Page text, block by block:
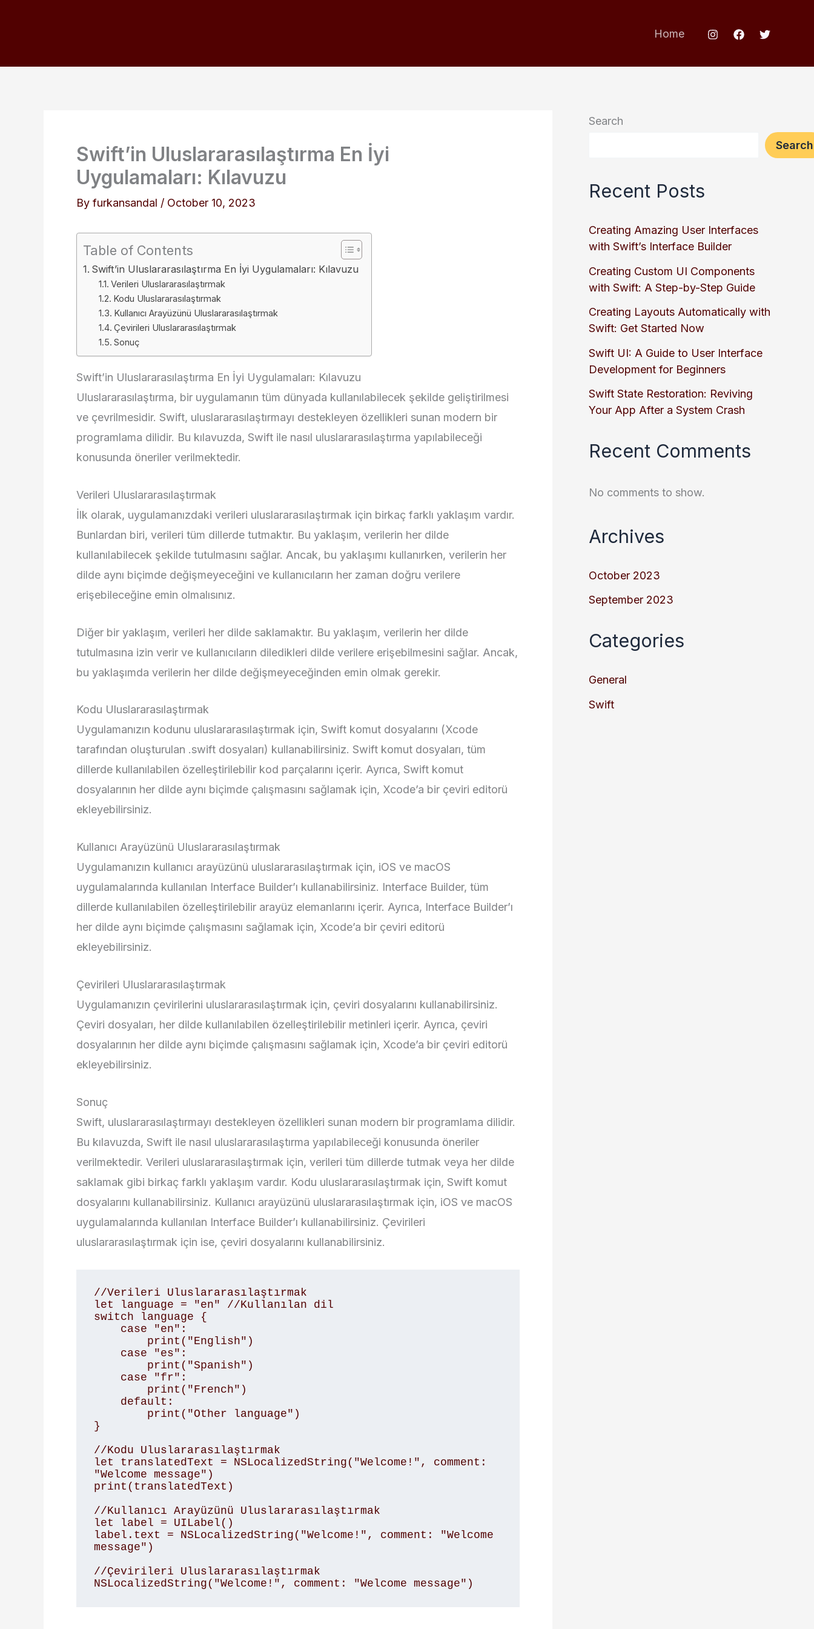
Home
Swift’in Uluslararasılaştırma En İyi
Uygulamaları: Kılavuzu
By furkansandal / October 10, 2023
Table of Contents
Swift’in Uluslararasılaştırma En İyi Uygulamaları: Kılavuzu
Verileri Uluslararasılaştırmak
Kodu Uluslararasılaştırmak
Kullanıcı Arayüzünü Uluslararasılaştırmak
Çevirileri Uluslararasılaştırmak
Sonuç
Swift’in Uluslararasılaştırma En İyi Uygulamaları: Kılavuzu
Uluslararasılaştırma, bir uygulamanın tüm dünyada kullanılabilecek şekilde geliştirilmesi
ve çevrilmesidir. Swift, uluslararasılaştırmayı destekleyen özellikleri sunan modern bir
programlama dilidir. Bu kılavuzda, Swift ile nasıl uluslararasılaştırma yapılabileceği
konusunda öneriler verilmektedir.
Verileri Uluslararasılaştırmak
İlk olarak, uygulamanızdaki verileri uluslararasılaştırmak için birkaç farklı yaklaşım vardır.
Bunlardan biri, verileri tüm dillerde tutmaktır. Bu yaklaşım, verilerin her dilde
kullanılabilecek şekilde tutulmasını sağlar. Ancak, bu yaklaşımı kullanırken, verilerin her
dilde aynı biçimde değişmeyeceğini ve kullanıcıların her zaman doğru verilere
erişebileceğine emin olmalısınız.
Diğer bir yaklaşım, verileri her dilde saklamaktır. Bu yaklaşım, verilerin her dilde
tutulmasına izin verir ve kullanıcıların diledikleri dilde verilere erişebilmesini sağlar. Ancak,
bu yaklaşımda verilerin her dilde değişmeyeceğinden emin olmak gerekir.
Kodu Uluslararasılaştırmak
Uygulamanızın kodunu uluslararasılaştırmak için, Swift komut dosyalarını (Xcode
tarafından oluşturulan .swift dosyaları) kullanabilirsiniz. Swift komut dosyaları, tüm
dillerde kullanılabilen özelleştirilebilir kod parçalarını içerir. Ayrıca, Swift komut
dosyalarının her dilde aynı biçimde çalışmasını sağlamak için, Xcode’a bir çeviri editorü
ekleyebilirsiniz.
Kullanıcı Arayüzünü Uluslararasılaştırmak
Uygulamanızın kullanıcı arayüzünü uluslararasılaştırmak için, iOS ve macOS
uygulamalarında kullanılan Interface Builder’ı kullanabilirsiniz. Interface Builder, tüm
dillerde kullanılabilen özelleştirilebilir arayüz elemanlarını içerir. Ayrıca, Interface Builder’ı
her dilde aynı biçimde çalışmasını sağlamak için, Xcode’a bir çeviri editorü
ekleyebilirsiniz.
Çevirileri Uluslararasılaştırmak
Uygulamanızın çevirilerini uluslararasılaştırmak için, çeviri dosyalarını kullanabilirsiniz.
Çeviri dosyaları, her dilde kullanılabilen özelleştirilebilir metinleri içerir. Ayrıca, çeviri
dosyalarının her dilde aynı biçimde çalışmasını sağlamak için, Xcode’a bir çeviri editorü
ekleyebilirsiniz.
Sonuç
Swift, uluslararasılaştırmayı destekleyen özellikleri sunan modern bir programlama dilidir.
Bu kılavuzda, Swift ile nasıl uluslararasılaştırma yapılabileceği konusunda öneriler
verilmektedir. Verileri uluslararasılaştırmak için, verileri tüm dillerde tutmak veya her dilde
saklamak gibi birkaç farklı yaklaşım vardır. Kodu uluslararasılaştırmak için, Swift komut
dosyalarını kullanabilirsiniz. Kullanıcı arayüzünü uluslararasılaştırmak için, iOS ve macOS
uygulamalarında kullanılan Interface Builder’ı kullanabilirsiniz. Çevirileri
uluslararasılaştırmak için ise, çeviri dosyalarını kullanabilirsiniz.
//Verileri Uluslararasılaştırmak
let language = "en" //Kullanılan dil
switch language {
}
//Kodu Uluslararasılaştırmak
let translatedText = NSLocalizedString("Welcome!", comment:
"Welcome message")
print(translatedText)
//Kullanıcı Arayüzünü Uluslararasılaştırmak
let label = UILabel()
label.text = NSLocalizedString("Welcome!", comment: "Welcome
message")
//Çevirileri Uluslararasılaştırmak
Search
Search
Recent Posts
Creating Amazing User Interfaces
with Swift’s Interface Builder
Creating Custom UI Components
with Swift: A Step-by-Step Guide
Creating Layouts Automatically with
Swift: Get Started Now
Swift UI: A Guide to User Interface
Development for Beginners
Swift State Restoration: Reviving
Your App After a System Crash
Recent Comments
No comments to show.
Archives
October 2023
September 2023
Categories
General
Swift